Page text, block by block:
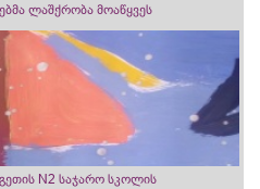
ლაშქრობა მოაწყვეს
N2 საჯარო სკოლის